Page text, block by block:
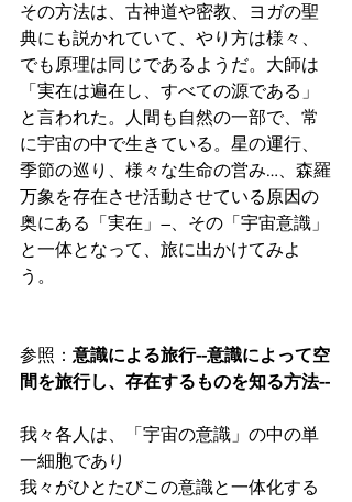
その方法は、古神道や密教、ヨガの聖
典にも説かれていて、やり方は様々、
でも原理は同じであるようだ。大師は
「実在は遍在し、すべての源である」
と言われた。人間も自然の一部で、常
に宇宙の中で生きている。星の運行、
季節の巡り、様々な生命の営み…、森羅
万象を存在させ活動させている原因の
奥にある「実在」―、その「宇宙意識」
と一体となって、旅に出かけてみよ
う。
参照： 意識による旅行--意識によって空
間を旅行し、存在するものを知る方法--
我々各人は、「宇宙の意識」の中の単
一細胞であり
我々がひとたびこの意識と一体化する